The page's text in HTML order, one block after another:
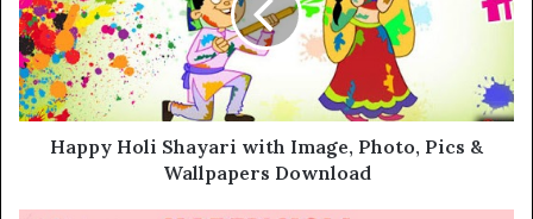
Happy Holi Shayari with Image, Photo, Pics &
Wallpapers Download